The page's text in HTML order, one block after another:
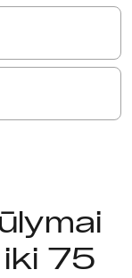
75